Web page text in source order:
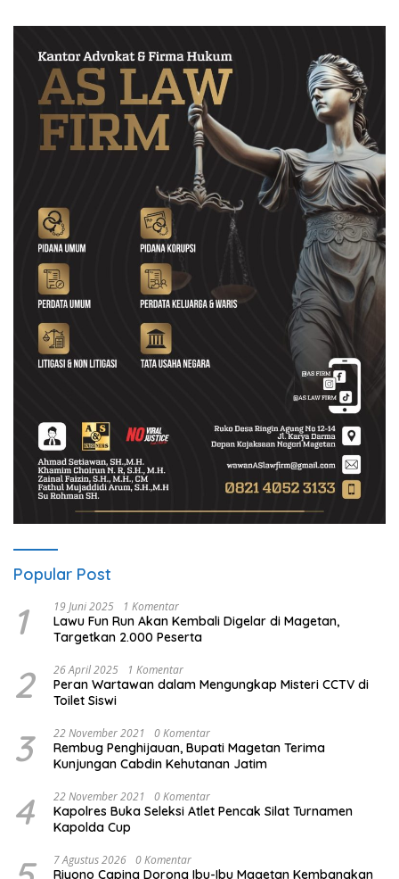
Popular Post
1 19 Juni 2025 1 Komentar
Lawu Fun Run Akan Kembali Digelar di Magetan,
Targetkan 2.000 Peserta
2 26 April 2025 1 Komentar
Peran Wartawan dalam Mengungkap Misteri CCTV di
Toilet Siswi
3 22 November 2021 0 Komentar
Rembug Penghijauan, Bupati Magetan Terima
Kunjungan Cabdin Kehutanan Jatim
4 22 November 2021 0 Komentar
Kapolres Buka Seleksi Atlet Pencak Silat Turnamen
Kapolda Cup
7 Agustus 2026 0 Komentar
Riyono Caping Dorong Ibu-Ibu Magetan Kembangkan